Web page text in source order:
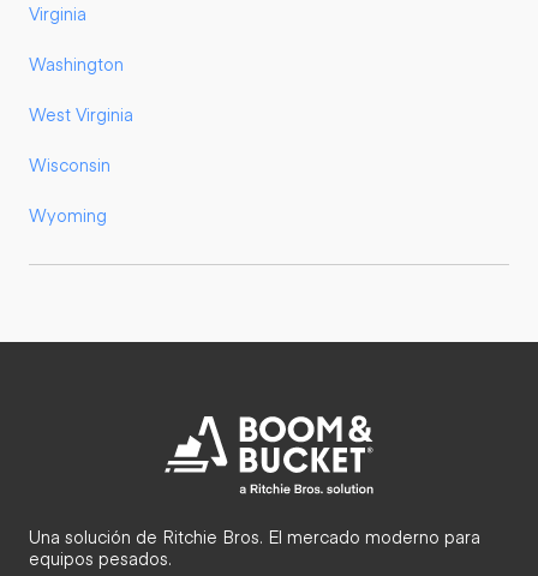
Virginia
Washington
West Virginia
Wisconsin
Wyoming
Una solución de Ritchie Bros. El mercado moderno para
equipos pesados.